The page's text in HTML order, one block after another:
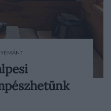
élményt
– kis túlzással,